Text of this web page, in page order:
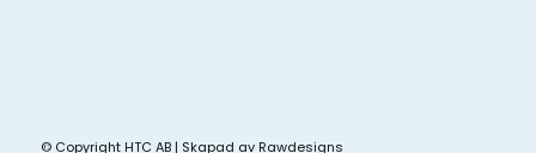
© Copyright HTC AB | Skapad av Rawdesigns